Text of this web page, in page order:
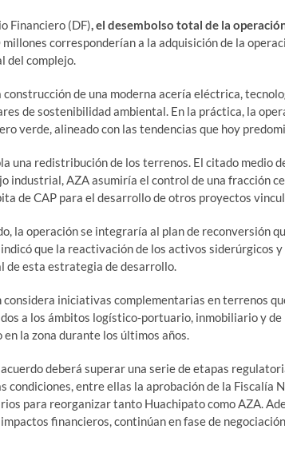
Financiero (DF), el desembolso total de la
corresponderían a la adquisición de la
del complejo.
de una moderna acería eléctrica,
de sostenibilidad ambiental. En la práctica, la
verde, alineado con las tendencias que hoy
una redistribución de los terrenos. El citado medio
industrial, AZA asumiría el control de una fracción
de CAP para el desarrollo de otros proyectos
la operación se integraría al plan de reconversión
que la reactivación de los activos siderúrgicos
de esta estrategia de desarrollo.
iniciativas complementarias en terrenos
a los ámbitos logístico-portuario, inmobiliario y
en la zona durante los últimos años.
deberá superar una serie de etapas
entre ellas la aprobación de la Fiscalía
para reorganizar tanto Huachipato como AZA.
financieros, continúan en fase de